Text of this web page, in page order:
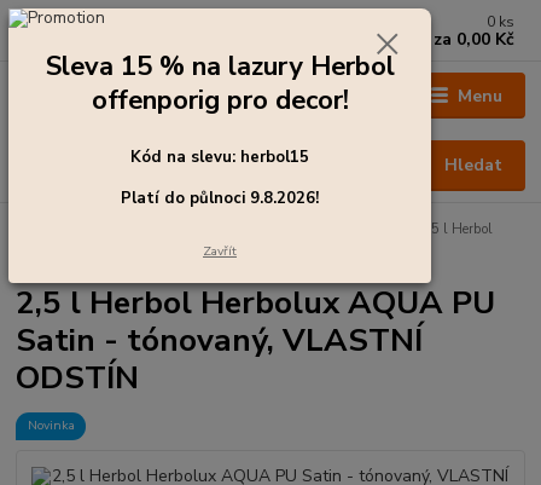
Menu
Hledat
+420 273 136 255
0 ks
za 0,00 Kč
2,5 l Herbol
Herbolux AQUA PU Satin - tónovaný, VLASTNÍ ODSTÍN
2,5 l Herbol Herbolux AQUA PU
Satin - tónovaný, VLASTNÍ
ODSTÍN
Novinka
Sleva 15 % na lazury Herbol
offenporig pro decor!
Kód na slevu: herbol15
Platí do půlnoci 9.8.2026!
Zavřít